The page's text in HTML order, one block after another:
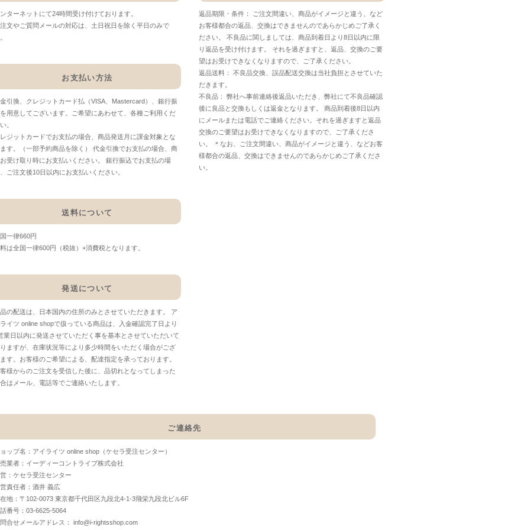
ターネットにて24時間受け付けております。
注文やご質問メールの対応は、土日祝日を除く平日のみで
お支払い方法
引換、クレジットカード払（VISA、Mastercard）、銀行振
用意してございます。ご希望にあわせて、各種ご利用くだ
。
ジットカードでお支払の場合、商品発送月に課金対象とな
ます。（一部予約商品を除く） 代金引換でお支払の場合、商
受け取り時にお支払いください。 銀行振込でお支払の場
ご注文後10日以内にお支払いください。
送料について
一律660円
は全国一律600円（税抜）+消費税となります。
発送について
の配送は、日本国内の住所のみとさせていただきます。 ア
イツ online shopで扱っている商品は、入金確認完了日より
業日以内に発送させていただく事を基本とさせていただいて
ますが、在庫状況等により多少時間をいただく場合がござ
す。お客様のご希望による、配達指定を承っております。
様からのご注文を受信した後に、品切れとなってしまった
はメール、電話等でご連絡いたします。
返品期限・条件： ご注文間違い、商品がイメージと違う、など
お客様都合の返品、交換はできませんのであらかじめご了承く
ださい。 不良品に関しましては、商品到着日より8日以内に限
り返品を受け付けます。 それを過ぎますと、返品、交換のご要
望はお受けできなくなりますので、ご了承ください。
返品送料： 不良品交換、誤品配送交換は当社負担とさせていた
だきます。
不良品： 弊社へ事前連絡後返品いただき、弊社にて不良品確認
後に良品と交換もしくは返金となります。 商品到着後8日以内
にメールまたは電話でご連絡ください。それを過ぎますと返品
交換のご要望はお受けできなくなりますので、ご了承くださ
い。 ＊なお、ご注文間違い、商品がイメージと違う、などお客
様都合の返品、交換はできませんのであらかじめご了承くださ
い。
ご連絡先
ップ名：アイライツ online shop（ケセラ受注センター）
業者：イーディーコントライブ株式会社
：ケセラ受注センター
責任者：酒井 義広
地：〒102-0073 東京都千代田区九段北4-1-3飛栄九段北ビル6F
番号：03-6625-5064
合せメールアドレス： info@i-rightsshop.com